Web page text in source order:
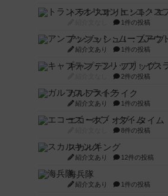
トラン
1件の投稿
アン
紹介文あり 1件の投稿
キャプテン
2件の投稿
ガルフストライク
紹介文あり 1件の投稿
エコーズ・オブ・タイム
8件の投稿
スカルキング
紹介文あり 12件の投稿
海兵隊
紹介文あり 1件の投稿